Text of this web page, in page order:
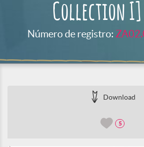
Collection I]
Número de registro:
Download
5